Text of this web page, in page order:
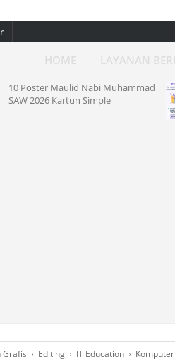
10 Poster Maulid Nabi Muhammad
SAW 2026 Kartun Simple
Grafis › Editing › IT Education › Komputer